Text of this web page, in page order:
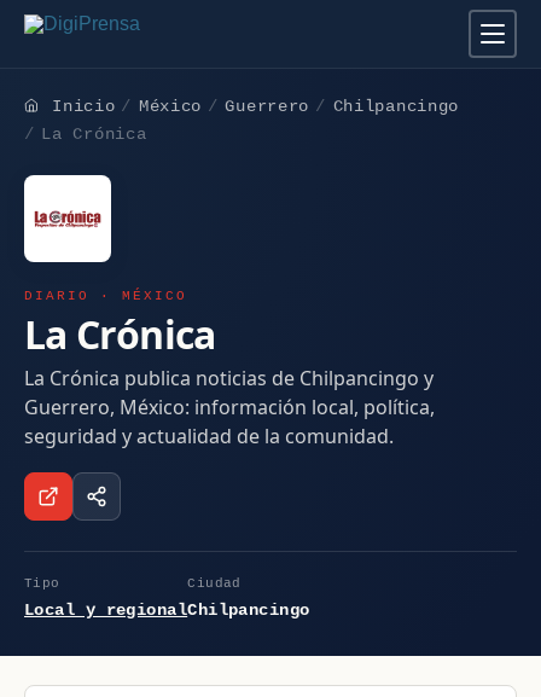
Inicio México Guerrero
Chilpancingo
La Crónica
DIARIO · MÉXICO
La Crónica
La Crónica publica noticias de Chilpancingo y
Guerrero, México: información local, política,
seguridad y actualidad de la comunidad.
Tipo
Local y regional
Ciudad
Chilpancingo